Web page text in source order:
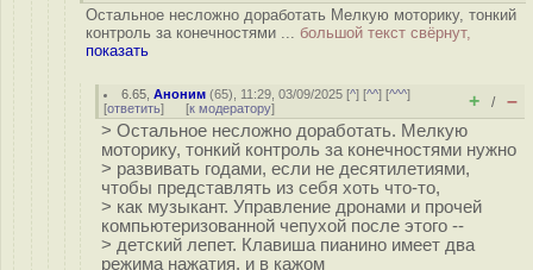
Остальное несложно доработать Мелкую моторику, тонкий
контроль за конечностями ... большой текст свёрнут,
показать
6.65 ,Аноним (65), 11:29, 03/09/2025 [^] [^^] [^^^]
[ответить] [к модератору] + / –
> Остальное несложно доработать. Мелкую
моторику, тонкий контроль за конечностями нужно
> развивать годами, если не десятилетиями,
чтобы представлять из себя хоть что-то,
> как музыкант. Управление дронами и прочей
компьютеризованной чепухой после этого --
> детский лепет. Клавиша пианино имеет два
режима нажатия, и в кажом